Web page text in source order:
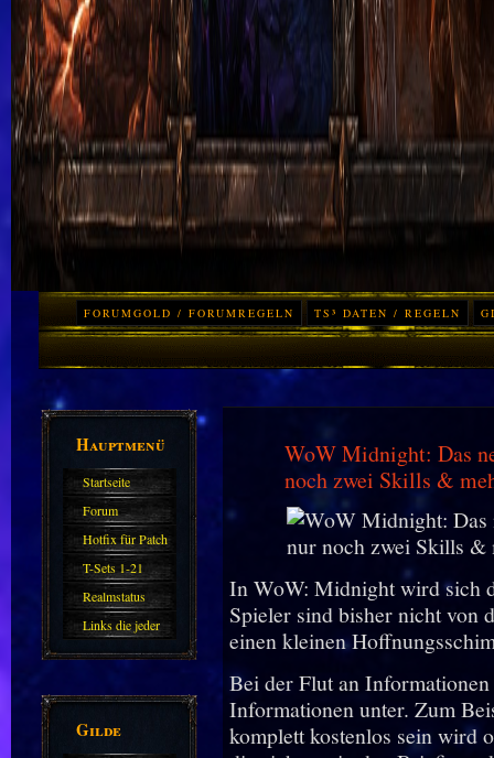
FORUMGOLD / FORUMREGELN TS³ DATEN / REGELN
Hauptmenü
Startseite
Forum
Hotfix für Patch
11.X
T-Sets 1-21
Realmstatus
Links die jeder
kennen sollte?!
Gilde
WoW Midnight: Das
noch zwei Skills &
In WoW: Midnight wird sich
Spieler sind bisher nicht von
einen kleinen
Bei der Flut an
Informationen unter. Zum
komplett kostenlos sein wird